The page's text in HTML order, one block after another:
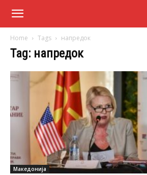
Home Tags напредок
Tag: напредок
Македонија